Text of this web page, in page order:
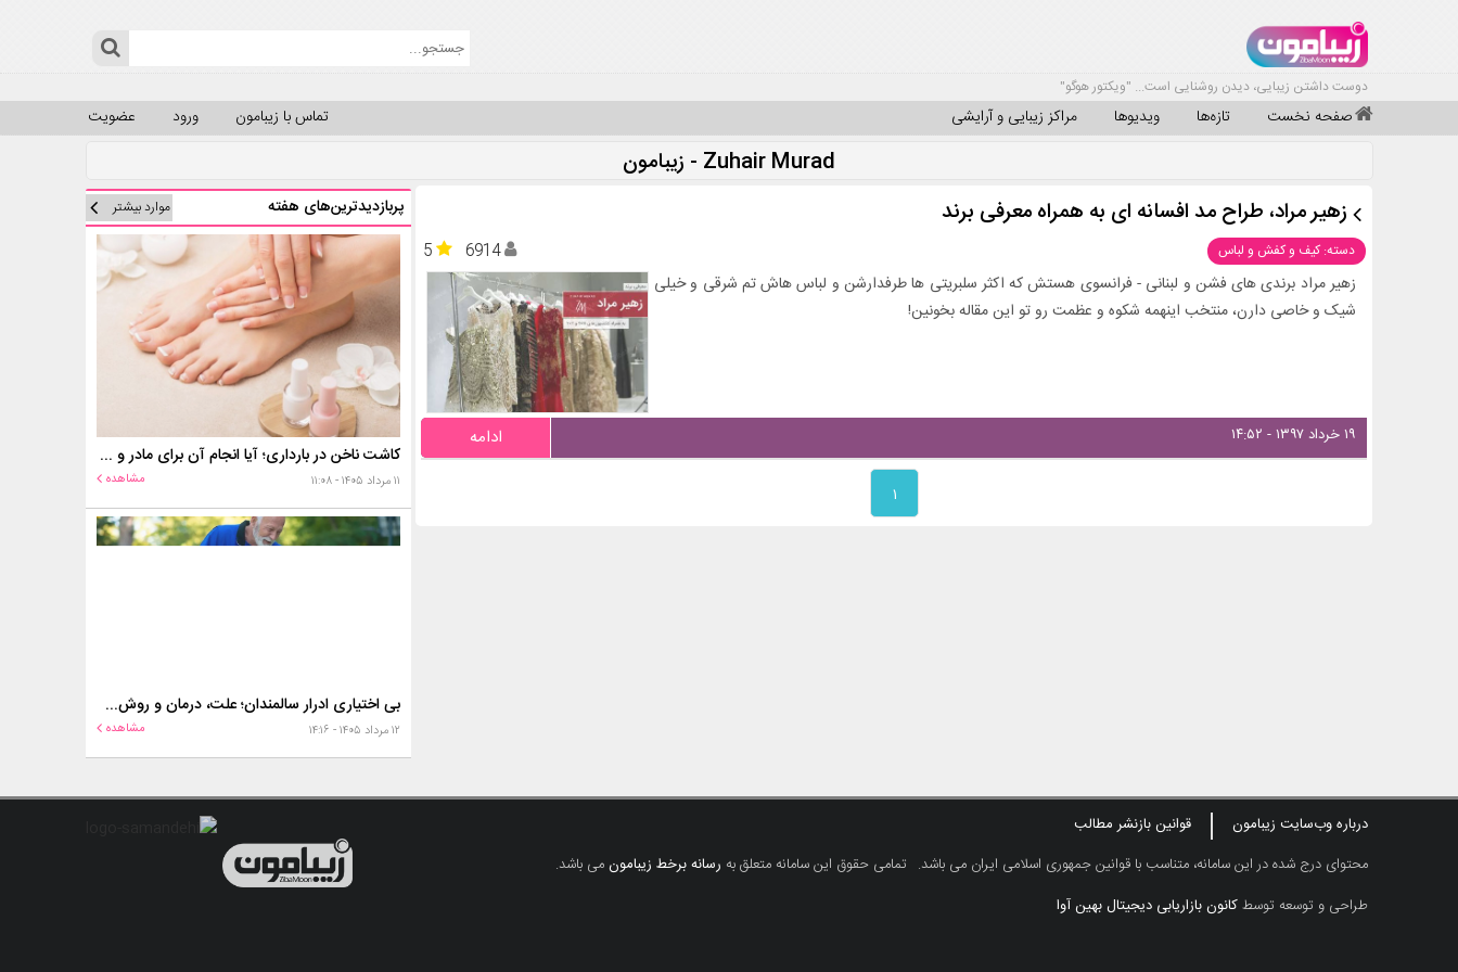
دوست داشتن زیبایی، دیدن روشنایی است... "ویکتور هوگو"
صفحه نخست تازه‌ها ویدیوها مراکز زیبایی و آرایشی عضویت ورود تماس با زیبامون
Zuhair Murad - زیبامون
زهیر مراد، طراح مد افسانه ای به همراه معرفی برند
دسته: کیف و کفش و لباس 5
6914
زهیر مراد برندی های فشن و لبنانی - فرانسوی هستش که اکثر سلبریتی ها طرفدارشن و لباس هاش تم شرقی و خیلی
شیک و خاصی دارن، منتخب اینهمه شکوه و عظمت رو تو این مقاله بخونین!
۱۹ خرداد ۱۳۹۷ - ۱۴:۵۲ ادامه
۱
پربازدیدترین‌های هفته موارد بیشتر
کاشت ناخن در بارداری؛ آیا انجام آن برای مادر و جنین خطر دارد؟
۱۱ مرداد ۱۴۰۵ - ۱۱:۰۸ مشاهده
بی اختیاری ادرار سالمندان؛ علت، درمان و روش‌های کنترل در منزل
۱۲ مرداد ۱۴۰۵ - ۱۴:۱۶ مشاهده
درباره وب‌سایت زیبامون
قوانین بازنشر مطالب
محتوای درج شده در این سامانه، متناسب با قوانین جمهوری اسلامی ایران می باشد. تمامی حقوق این سامانه متعلق به رسانه برخط زیبامونمی باشد.
طراحی و توسعه توسطکانون بازاریابی دیجیتال بهین آوا